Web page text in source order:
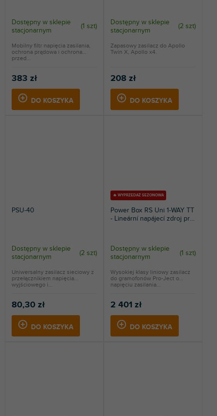
Dostępny w sklepie
stacjonarnym
(1 szt)
383 zł
DO KOSZYKA
Mobilny filtr napięcia zasilania,
ochrona prądowa i ochrona
przed...
Dostępny w sklepie
stacjonarnym
(2 szt)
208 zł
DO KOSZYKA
Zapasowy zasilacz do Apollo
Twin X, Apollo x4.
PSU-40
Dostępny w sklepie
stacjonarnym
(2 szt)
80,30 zł
DO KOSZYKA
Uniwersalny zasilacz sieciowy z
przełącznikiem napięcia
wyjściowego i...
🔥 WYPRZEDAŻ SEZONOWA
Power Box RS Uni 1-WAY TT
- Lineární napájecí zdroj pro
Dostępny w sklepie
stacjonarnym
(1 szt)
2 401 zł
DO KOSZYKA
Wysokiej klasy liniowy zasilacz
do gramofonów Pro-Ject o
napięciu zasilania...